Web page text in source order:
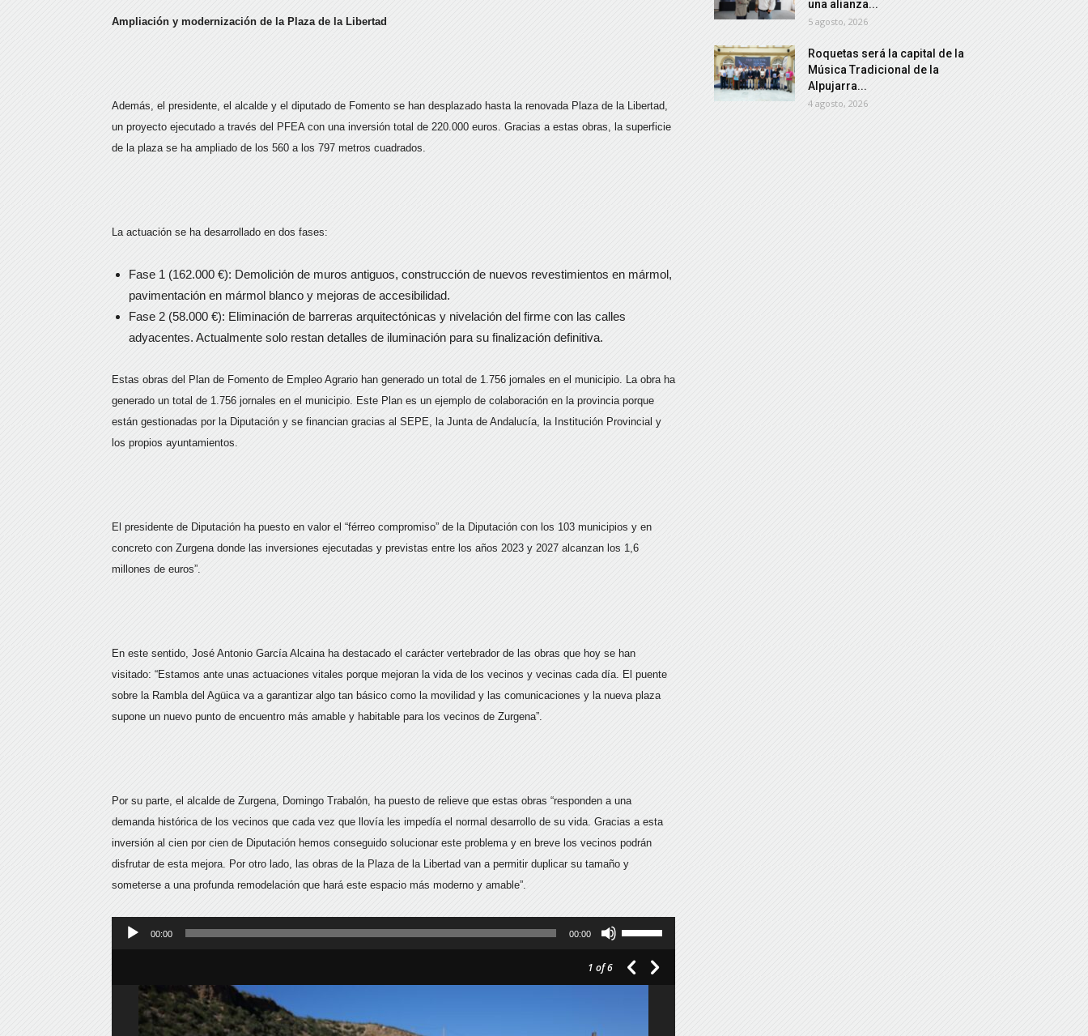
Ampliación y modernización de la Plaza de la Libertad
Además, el presidente, el alcalde y el diputado de Fomento se han desplazado hasta la renovada Plaza de la Libertad,
un proyecto ejecutado a través del PFEA con una inversión total de 220.000 euros. Gracias a estas obras, la superficie
de la plaza se ha ampliado de los 560 a los 797 metros cuadrados.
La actuación se ha desarrollado en dos fases:
Fase 1 (162.000 €): Demolición de muros antiguos, construcción de nuevos revestimientos en mármol,
pavimentación en mármol blanco y mejoras de accesibilidad.
Fase 2 (58.000 €): Eliminación de barreras arquitectónicas y nivelación del firme con las calles
adyacentes. Actualmente solo restan detalles de iluminación para su finalización definitiva.
Estas obras del Plan de Fomento de Empleo Agrario han generado un total de 1.756 jornales en el municipio. La obra ha
generado un total de 1.756 jornales en el municipio. Este Plan es un ejemplo de colaboración en la provincia porque
están gestionadas por la Diputación y se financian gracias al SEPE, la Junta de Andalucía, la Institución Provincial y
los propios ayuntamientos.
El presidente de Diputación ha puesto en valor el “férreo compromiso” de la Diputación con los 103 municipios y en
concreto con Zurgena donde las inversiones ejecutadas y previstas entre los años 2023 y 2027 alcanzan los 1,6
millones de euros”.
En este sentido, José Antonio García Alcaina ha destacado el carácter vertebrador de las obras que hoy se han
visitado: “Estamos ante unas actuaciones vitales porque mejoran la vida de los vecinos y vecinas cada día. El puente
sobre la Rambla del Agüica va a garantizar algo tan básico como la movilidad y las comunicaciones y la nueva plaza
supone un nuevo punto de encuentro más amable y habitable para los vecinos de Zurgena”.
Por su parte, el alcalde de Zurgena, Domingo Trabalón, ha puesto de relieve que estas obras “responden a una
demanda histórica de los vecinos que cada vez que llovía les impedía el normal desarrollo de su vida. Gracias a esta
inversión al cien por cien de Diputación hemos conseguido solucionar este problema y en breve los vecinos podrán
disfrutar de esta mejora. Por otro lado, las obras de la Plaza de la Libertad van a permitir duplicar su tamaño y
someterse a una profunda remodelación que hará este espacio más moderno y amable”.
Reproductor
00:00 00:00
teclas
1 of 6
una alianza...
5 agosto, 2026
Roquetas será la capital de la
Música Tradicional de la
Alpujarra...
4 agosto, 2026